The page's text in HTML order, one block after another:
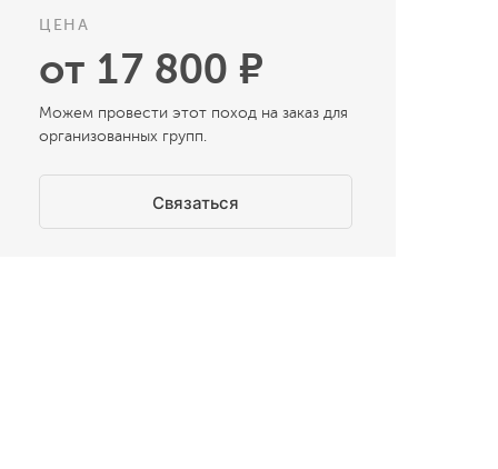
ЦЕНА
от 17 800 ₽
Можем провести этот поход на заказ для
организованных групп.
Связаться